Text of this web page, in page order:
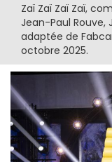
Zaï Zaï Zaï Zaï,
Jean-Paul Rouve,
adaptée de
octobre 2025.